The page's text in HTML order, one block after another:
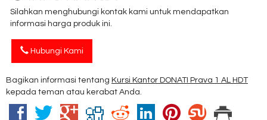
Silahkan menghubungi kontak kami untuk mendapatkan
informasi harga produk ini.
Hubungi Kami
Bagikan informasi tentang Kursi Kantor DONATI Prava 1 AL HDT
kepada teman atau kerabat Anda.